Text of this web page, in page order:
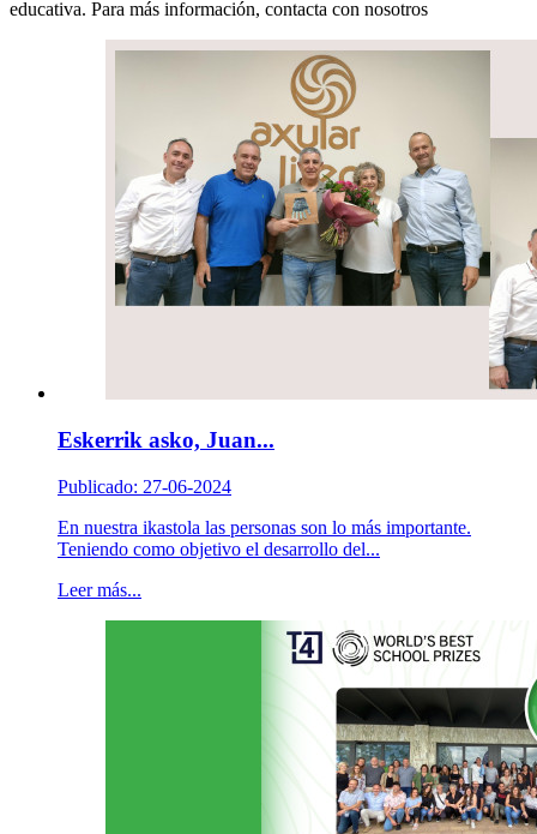
educativa. Para más información, contacta con nosotros
Eskerrik asko, Juan...
Publicado: 27-06-2024
En nuestra ikastola las personas son lo más importante.
Teniendo como objetivo el desarrollo del...
Leer más...